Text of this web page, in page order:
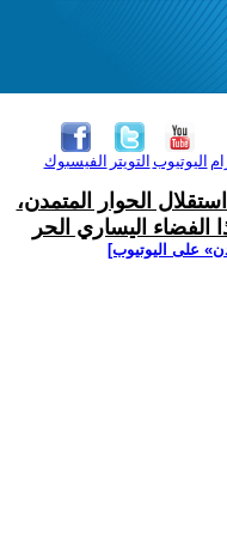
الفيسبوك التويتر اليوتيوب
الحوار المتمدن،
اليساري الحر
على اليوتيوب]